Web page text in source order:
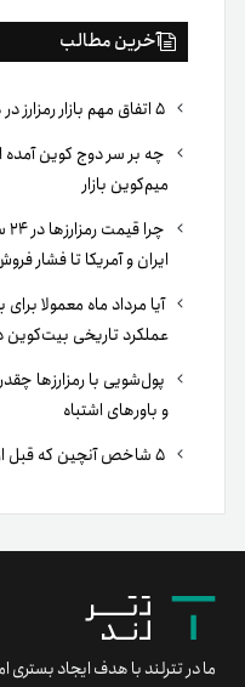
آخرین مطالب
چه بر سر دوج کوین
میم‌کوین بازار
ایران و آمریکا تا فشار
آیا مرداد ماه معمولا
عملکرد تاریخی بیت‌کوین
پول‌شویی با رمزارزها
و باورهای اشتباه
ما در تترلند با هدف ایجاد بستری